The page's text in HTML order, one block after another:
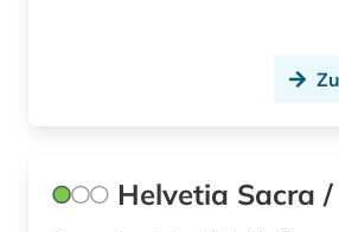
frauenforschung (8)
frauengeschichte (1)
Helvetia Sacra